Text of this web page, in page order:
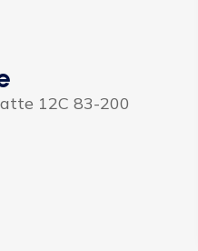
12C 83-200